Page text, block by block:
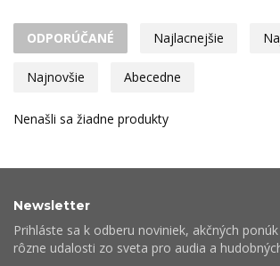
ODPORÚČANÉ Najlacnejšie
Najnovšie Abecedne
Nenašli sa žiadne produkty
Newsletter
Prihláste sa k odberu noviniek, akčných
rôzne udalosti zo sveta pro audia a